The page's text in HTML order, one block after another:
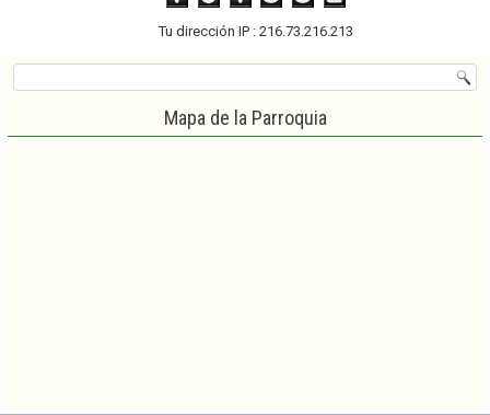
Tu dirección IP : 216.73.216.213
Mapa de la Parroquia